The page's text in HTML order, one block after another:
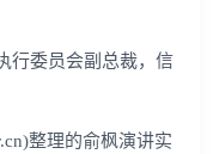
委员会副总裁，信
整理的俞枫演讲实